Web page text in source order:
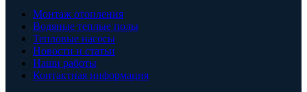
Монтаж отопления
Водяные теплые полы
Тепловые насосы
Новости и статьи
Наши работы
Контактная информация